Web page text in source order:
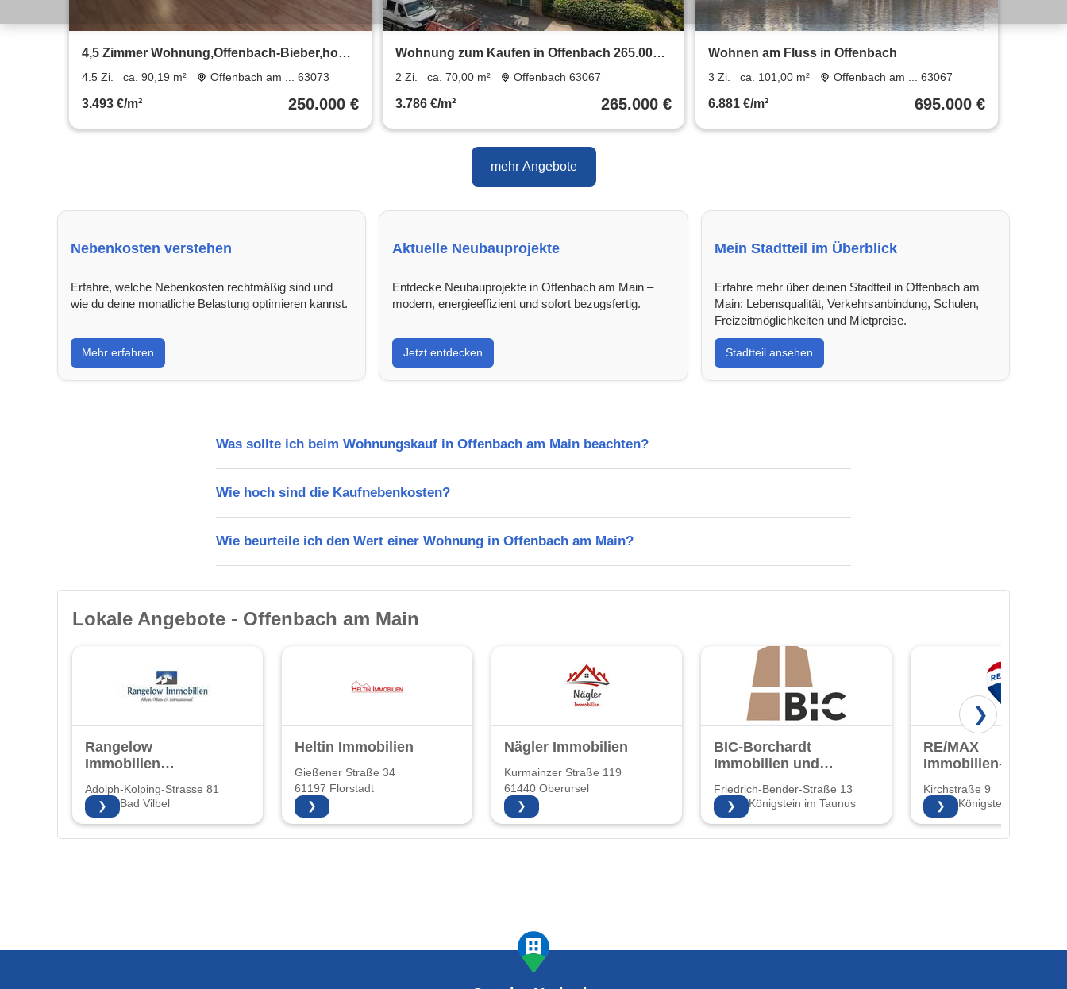
4,5 Zimmer Wohnung,Offenbach-Bieber,hohe
Rücklagen,Garage extra.
4.5 Zi. ca. 90,19 m² Offenbach am ... 63073
3.493 €/m² 250.000 €
Wohnung zum Kaufen in Offenbach 265.000 €
70 m²
2 Zi. ca. 70,00 m² Offenbach 63067
3.786 €/m² 265.000 €
Wohnen am Fluss in Offenbach
3 Zi. ca. 101,00 m² Offenbach am ... 63067
6.881 €/m² 695.000 €
mehr Angebote
Nebenkosten verstehen
Erfahre, welche Nebenkosten rechtmäßig sind und
wie du deine monatliche Belastung optimieren kannst.
Mehr erfahren
Aktuelle Neubauprojekte
Entdecke Neubauprojekte in Offenbach am Main –
modern, energieeffizient und sofort bezugsfertig.
Jetzt entdecken
Mein Stadtteil im Überblick
Erfahre mehr über deinen Stadtteil in Offenbach am
Main: Lebensqualität, Verkehrsanbindung, Schulen,
Freizeitmöglichkeiten und Mietpreise.
Stadtteil ansehen
Was sollte ich beim Wohnungskauf in Offenbach am Main beachten?
Wie hoch sind die Kaufnebenkosten?
Wie beurteile ich den Wert einer Wohnung in Offenbach am Main?
Lokale Angebote - Offenbach am Main
Rangelow
Immobilien
Inhaberin: Elke
Rangelow
Adolph-Kolping-Strasse 81
61118 Bad Vilbel
❯
Heltin Immobilien
Gießener Straße 34
61197 Florstadt
❯
Nägler Immobilien
Kurmainzer Straße 119
61440 Oberursel
❯
BIC-Borchardt
Immobilien und
Ingenieur
Consulting GmbH
Friedrich-Bender-Straße 13
61462 Königstein im Taunus
❯
RE/MAX
Immobilien-
Zentrale
Königstein
Kirchstraße 9
61462 Königstein
❯
❯